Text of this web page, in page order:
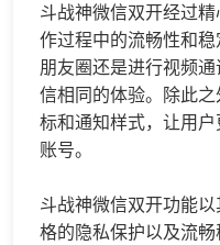
斗战神微信双开经过
作过程中的流畅性和
朋友圈还是进行视频
信相同的体验。除此
标和通知样式，让用
账号。
斗战神微信双开功能
格的隐私保护以及流